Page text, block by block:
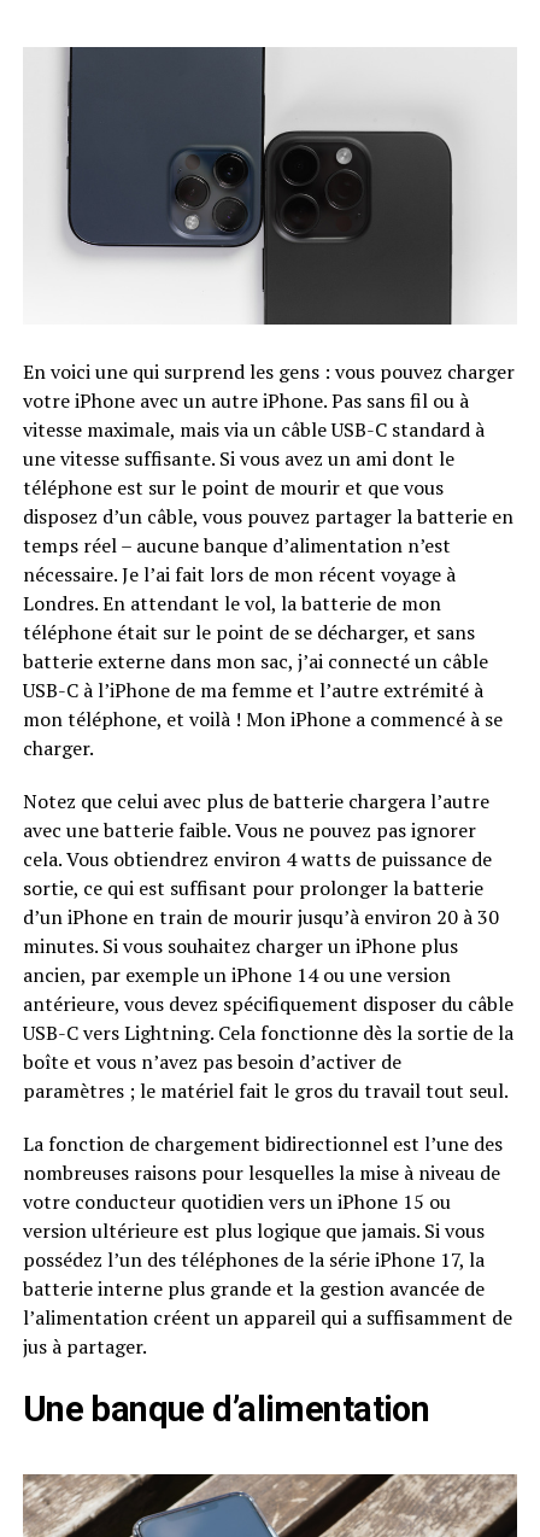
En voici une qui surprend les gens : vous pouvez charger
votre iPhone avec un autre iPhone. Pas sans fil ou à
vitesse maximale, mais via un câble USB-C standard à
une vitesse suffisante. Si vous avez un ami dont le
téléphone est sur le point de mourir et que vous
disposez d’un câble, vous pouvez partager la batterie en
temps réel – aucune banque d’alimentation n’est
nécessaire. Je l’ai fait lors de mon récent voyage à
Londres. En attendant le vol, la batterie de mon
téléphone était sur le point de se décharger, et sans
batterie externe dans mon sac, j’ai connecté un câble
USB-C à l’iPhone de ma femme et l’autre extrémité à
mon téléphone, et voilà ! Mon iPhone a commencé à se
charger.
Notez que celui avec plus de batterie chargera l’autre
avec une batterie faible. Vous ne pouvez pas ignorer
cela. Vous obtiendrez environ 4 watts de puissance de
sortie, ce qui est suffisant pour prolonger la batterie
d’un iPhone en train de mourir jusqu’à environ 20 à 30
minutes. Si vous souhaitez charger un iPhone plus
ancien, par exemple un iPhone 14 ou une version
antérieure, vous devez spécifiquement disposer du câble
USB-C vers Lightning. Cela fonctionne dès la sortie de la
boîte et vous n’avez pas besoin d’activer de
paramètres ; le matériel fait le gros du travail tout seul.
La fonction de chargement bidirectionnel est l’une des
nombreuses raisons pour lesquelles la mise à niveau de
votre conducteur quotidien vers un iPhone 15 ou
version ultérieure est plus logique que jamais. Si vous
possédez l’un des téléphones de la série iPhone 17, la
batterie interne plus grande et la gestion avancée de
l’alimentation créent un appareil qui a suffisamment de
jus à partager.
Une banque d’alimentation